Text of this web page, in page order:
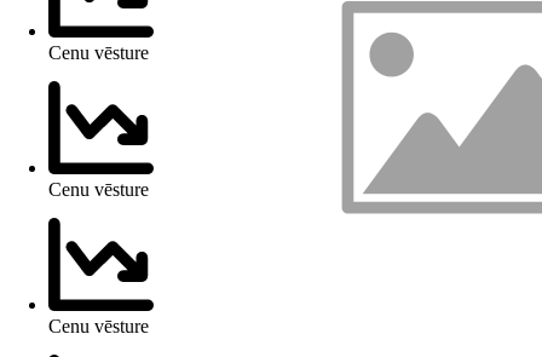
Cenu vēsture
Cenu vēsture
Cenu vēsture